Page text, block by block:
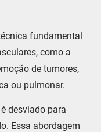
fundamental
como a
de tumores,
ou pulmonar.
desviado para
Essa abordagem